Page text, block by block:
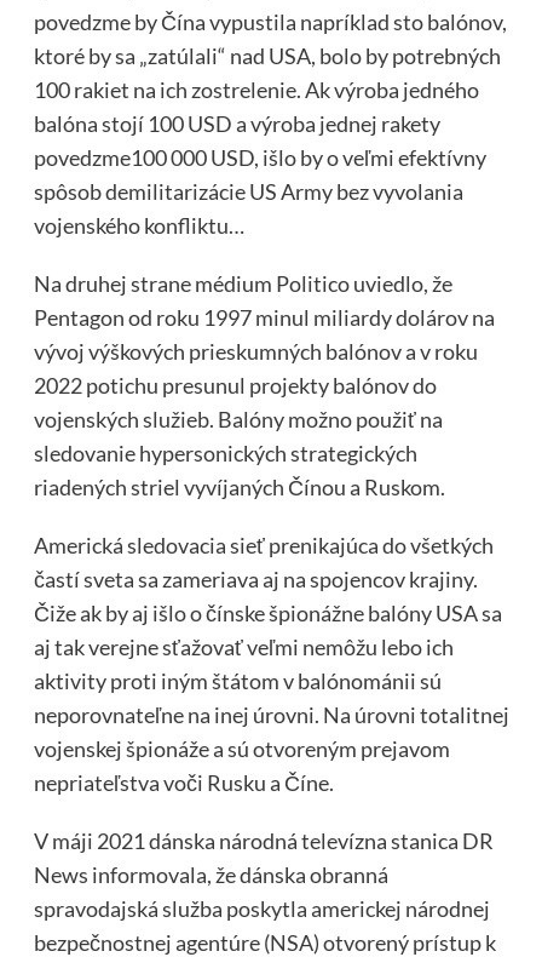
povedzme by Čína vypustila napríklad sto balónov,
ktoré by sa „zatúlali“ nad USA, bolo by potrebných
100 rakiet na ich zostrelenie. Ak výroba jedného
balóna stojí 100 USD a výroba jednej rakety
povedzme100 000 USD, išlo by o veľmi efektívny
spôsob demilitarizácie US Army bez vyvolania
vojenského konfliktu…
Na druhej strane médium Politico uviedlo, že
Pentagon od roku 1997 minul miliardy dolárov na
vývoj výškových prieskumných balónov a v roku
2022 potichu presunul projekty balónov do
vojenských služieb. Balóny možno použiť na
sledovanie hypersonických strategických
riadených striel vyvíjaných Čínou a Ruskom.
Americká sledovacia sieť prenikajúca do všetkých
častí sveta sa zameriava aj na spojencov krajiny.
Čiže ak by aj išlo o čínske špionážne balóny USA sa
aj tak verejne sťažovať veľmi nemôžu lebo ich
aktivity proti iným štátom v balónománii sú
neporovnateľne na inej úrovni. Na úrovni totalitnej
vojenskej špionáže a sú otvoreným prejavom
nepriateľstva voči Rusku a Číne.
V máji 2021 dánska národná televízna stanica DR
News informovala, že dánska obranná
spravodajská služba poskytla americkej národnej
bezpečnostnej agentúre (NSA) otvorený prístup k